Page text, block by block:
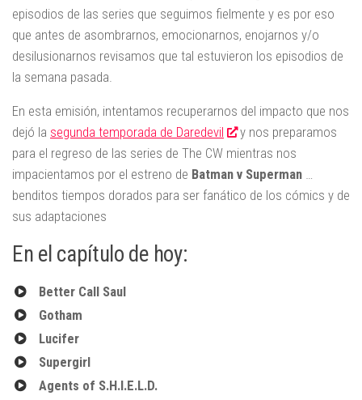
episodios de las series que seguimos fielmente y es por eso
que antes de asombrarnos, emocionarnos, enojarnos y/o
desilusionarnos revisamos que tal estuvieron los episodios de
la semana pasada.
En esta emisión, intentamos recuperarnos del impacto que nos
dejó la segunda temporada de Daredevil
y nos preparamos
para el regreso de las series de The CW mientras nos
impacientamos por el estreno de Batman v Superman …
benditos tiempos dorados para ser fanático de los cómics y de
sus adaptaciones
En el capítulo de hoy:
Better Call Saul
Gotham
Lucifer
Supergirl
Agents of S.H.I.E.L.D.